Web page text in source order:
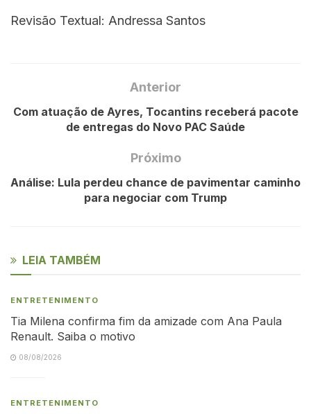
Revisão Textual: Andressa Santos
Anterior
Com atuação de Ayres, Tocantins receberá pacote
de entregas do Novo PAC Saúde
Próximo
Análise: Lula perdeu chance de pavimentar caminho
para negociar com Trump
LEIA TAMBÉM
ENTRETENIMENTO
Tia Milena confirma fim da amizade com Ana Paula
Renault. Saiba o motivo
08/08/2026
ENTRETENIMENTO